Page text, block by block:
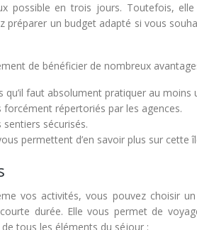
possible en trois jours. Toutefois,
préparer un budget adapté si vous
de bénéficier de nombreux
faut absolument pratiquer au moins
répertoriés par les agences.
sécurisés.
permettent d’en savoir plus sur cette
vos activités, vous pouvez choisir
durée. Elle vous permet de
de tous les éléments du séjour :